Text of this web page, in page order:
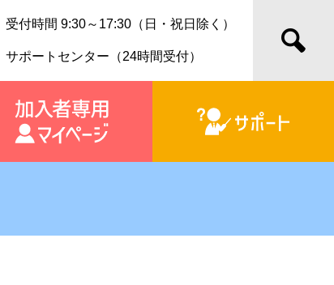
受付時間 9:30～17:30（日・祝日除く）
サポートセンター（24時間受付）